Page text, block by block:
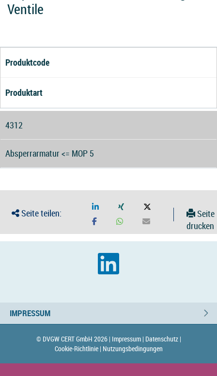
Ventile
Produktcode
Produktart
4312
Absperrarmatur <= MOP 5
Seite teilen:
Seite
drucken
IMPRESSUM
© DVGW CERT GmbH 2026 | Impressum | Datenschutz |
Cookie-Richtlinie | Nutzungsbedingungen